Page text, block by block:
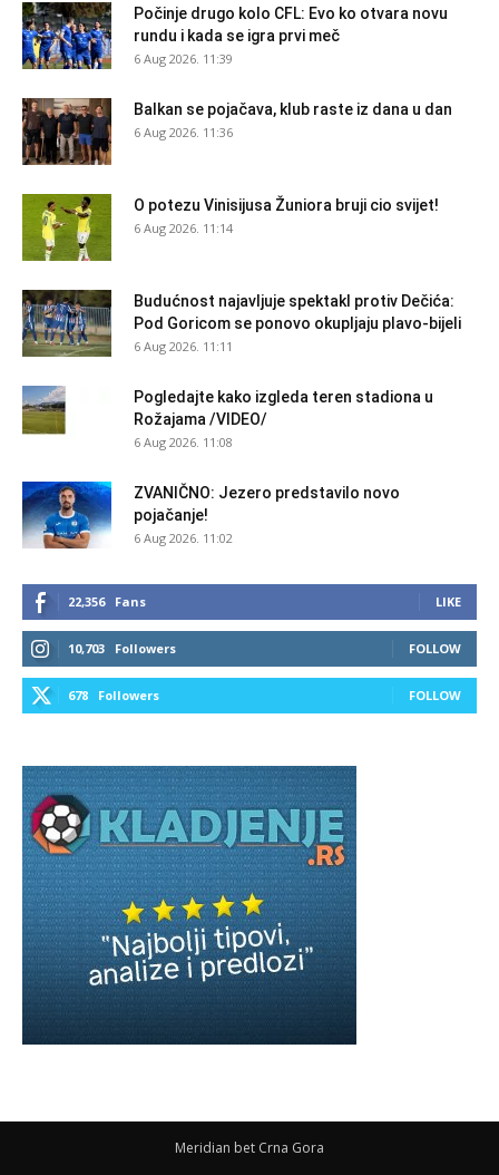
Počinje drugo kolo CFL: Evo ko otvara novu
rundu i kada se igra prvi meč
6 Aug 2026. 11:39
Balkan se pojačava, klub raste iz dana u dan
6 Aug 2026. 11:36
O potezu Vinisijusa Žuniora bruji cio svijet!
6 Aug 2026. 11:14
Budućnost najavljuje spektakl protiv Dečića:
Pod Goricom se ponovo okupljaju plavo-bijeli
6 Aug 2026. 11:11
Pogledajte kako izgleda teren stadiona u
Rožajama /VIDEO/
6 Aug 2026. 11:08
ZVANIČNO: Jezero predstavilo novo
pojačanje!
6 Aug 2026. 11:02
22,356 Fans LIKE
10,703 Followers FOLLOW
678 Followers FOLLOW
Meridian bet Crna Gora